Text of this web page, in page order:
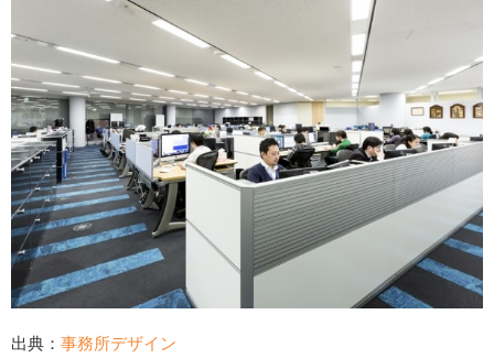
出典： 事務所デザイン